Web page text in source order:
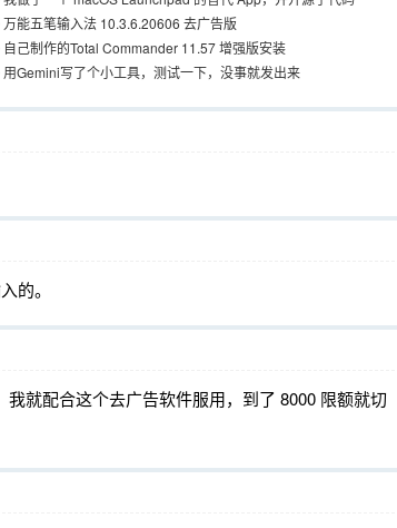
万能五笔输入法 10.3.6.20606 去广告版
自己制作的Total Commander 11.57 增强版安装
用Gemini写了个小工具，测试一下，没事就发出来
的。
就配合这个去广告软件服用，到了 8000 限额就切